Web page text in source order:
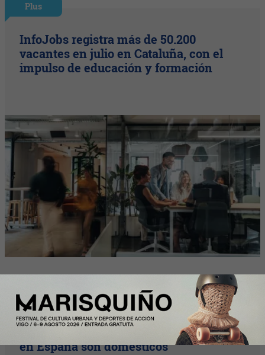
Plus
InfoJobs registra más de 50.200
vacantes en julio en Cataluña, con el
impulso de educación y formación
Más de la mitad de los intercambios de
casas con HomeExchange este verano
en España son domésticos